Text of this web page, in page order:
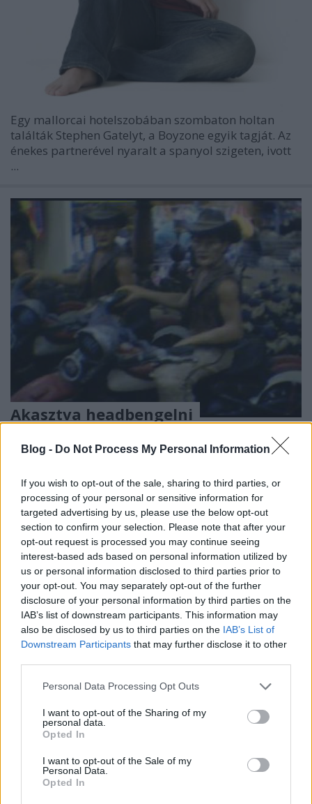
Blog - Do Not Process My Personal Information
If you wish to opt-out of the sale, sharing to third parties, or
processing of your personal or sensitive information for
targeted advertising by us, please use the below opt-out
section to confirm your selection. Please note that after your
opt-out request is processed you may continue seeing
interest-based ads based on personal information utilized by
us or personal information disclosed to third parties prior to
your opt-out. You may separately opt-out of the further
disclosure of your personal information by third parties on the
IAB’s list of downstream participants. This information may
also be disclosed by us to third parties on the IAB’s List of
Downstream Participants that may further disclose it to other
Please note that this website/app uses one or more Google
not limited to your visit or usage behaviour. You may click to
grant or deny consent to Google and its third-party tags to
use your data for below specified purposes in below Google
consent section.
Personal Data Processing Opt Outs
I want to opt-out of the Sharing of my
personal data.
Opted In
I want to opt-out of the Sale of my
Personal Data.
Opted In
Egy mallorcai hotelszobában szombaton holtan
találták Stephen Gatelyt, a Boyzone egyik tagját. Az
énekes partnerével nyaralt a spanyol szigeten, ivott
...
Akasztva headbengelni
frostdemon
Death, Samael és Paradise Lost, de benéz a Taken By
Trees és a Hardcore Superstar is, a legdurvább
viszont ...
Mégis albumot vesz fel a Radiohead